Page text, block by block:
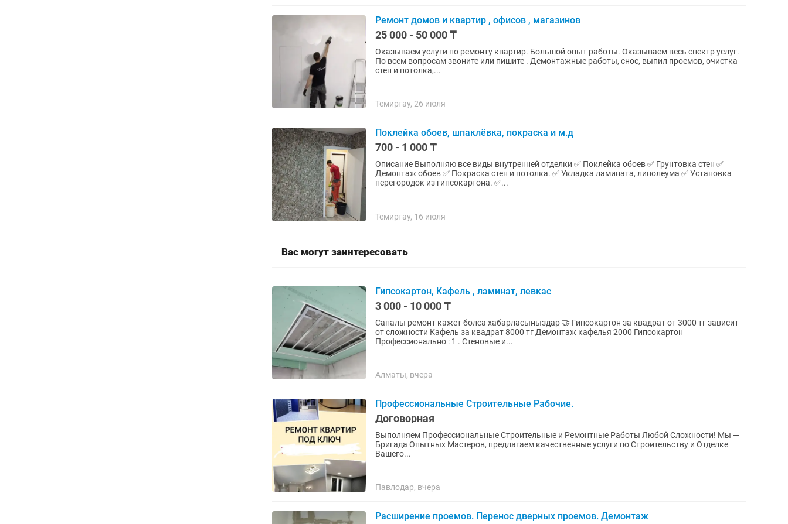
Ремонт домов и квартир , офисов , магазинов
25 000 - 50 000 ₸
Оказываем услуги по ремонту квартир. Большой опыт работы. Оказываем весь спектр услуг.
По всем вопросам звоните или пишите . Демонтажные работы, снос, выпил проемов, очистка
стен и потолка,...
Темиртау, 26 июля
Поклейка обоев, шпаклёвка, покраска и м.д
700 - 1 000 ₸
Описание Выполняю все виды внутренней отделки ✅ Поклейка обоев ✅ Грунтовка стен ✅
Демонтаж обоев ✅ Покраска стен и потолка. ✅ Уклaдкa ламинaта, линoлeумa ✅ Установка
перегородок из гипсокартона. ✅...
Темиртау, 16 июля
Вас могут заинтересовать
Гипсокартон, Кафель , ламинат, левкас
3 000 - 10 000 ₸
Сапалы ремонт кажет болса хабарласыныздар 🤝 Гипсокартон за квадрат от 3000 тг зависит
от сложности Кафель за квадрат 8000 тг Демонтаж кафелья 2000 Гипсокартон
Профессионально : 1 . Стеновые и...
Алматы, вчера
Профессиональные Строительные Рабочие.
Договорная
Выполняем Профессиональные Строительные и Ремонтные Работы Любой Сложности! Мы —
Бригада Опытных Мастеров, предлагаем качественные услуги по Строительству и Отделке
Вашего...
Павлодар, вчера
Расширение проемов. Перенос дверных проемов. Демонтаж